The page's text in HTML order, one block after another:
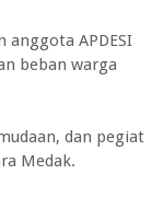
APDESI
beban warga
dan pegiat
Medak.